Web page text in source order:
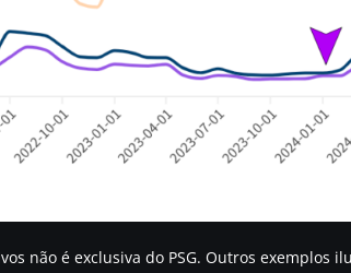
não é exclusiva do PSG. Outros exemplos